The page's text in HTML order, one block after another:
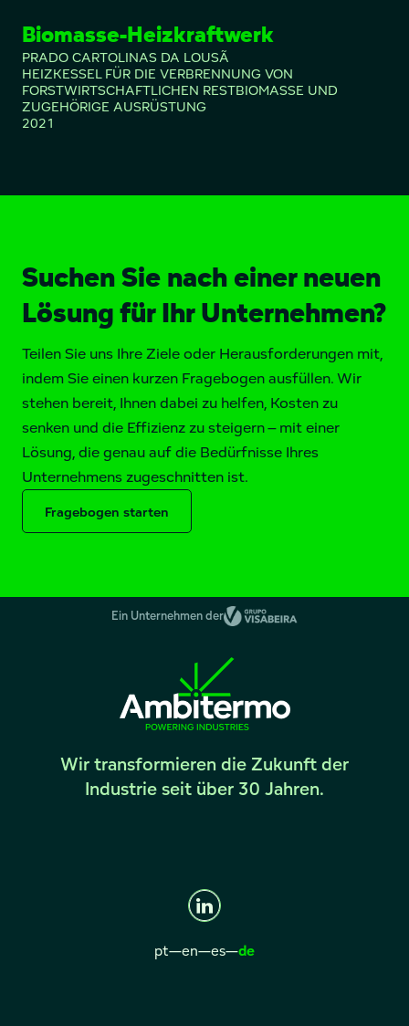
Biomasse-Heizkraftwerk
PRADO CARTOLINAS DA LOUSÃ
HEIZKESSEL FÜR DIE VERBRENNUNG VON
FORSTWIRTSCHAFTLICHEN RESTBIOMASSE UND
ZUGEHÖRIGE AUSRÜSTUNG
2021
Suchen Sie nach einer neuen
Lösung für Ihr Unternehmen?
Teilen Sie uns Ihre Ziele oder Herausforderungen mit,
indem Sie einen kurzen Fragebogen ausfüllen. Wir
stehen bereit, Ihnen dabei zu helfen, Kosten zu
senken und die Effizienz zu steigern – mit einer
Lösung, die genau auf die Bedürfnisse Ihres
Unternehmens zugeschnitten ist.
Fragebogen starten
Ein Unternehmen der
Wir transformieren die Zukunft der
Industrie seit über 30 Jahren.
pt—en—es—de